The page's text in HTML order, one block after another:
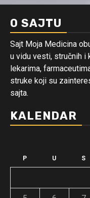
O SAJTU
Sajt Moja Medicina
u vidu vesti, stručnih i
lekarima,
struke koji su
sajta.
KALENDAR
P U S